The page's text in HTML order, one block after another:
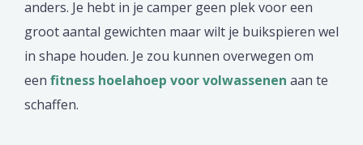
anders. Je hebt in je camper geen plek voor een
groot aantal gewichten maar wilt je buikspieren wel
in shape houden. Je zou kunnen overwegen om
een fitness hoelahoep voor volwassenen aan te
schaffen.